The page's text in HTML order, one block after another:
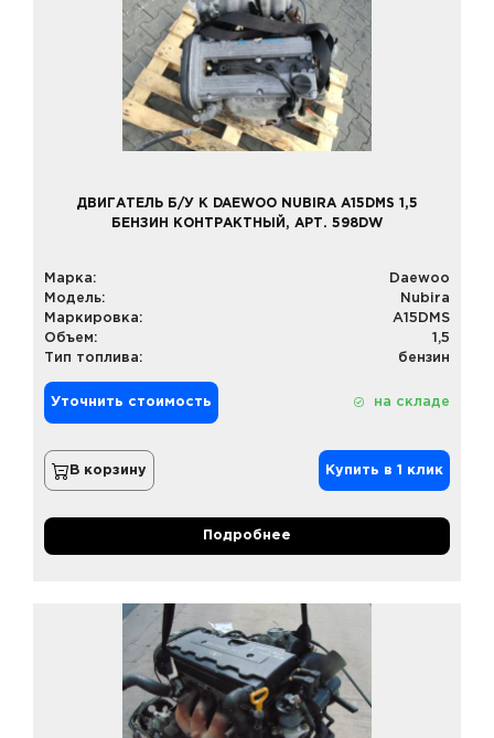
ДВИГАТЕЛЬ Б/У К DAEWOO NUBIRA A15DMS 1,5
БЕНЗИН КОНТРАКТНЫЙ, АРТ. 598DW
Марка:
Daewoo
Модель:
Nubira
Маркировка:
A15DMS
Объем:
1,5
Тип топлива:
бензин
Уточнить стоимость на складе
В корзину Купить в 1 клик
Подробнее